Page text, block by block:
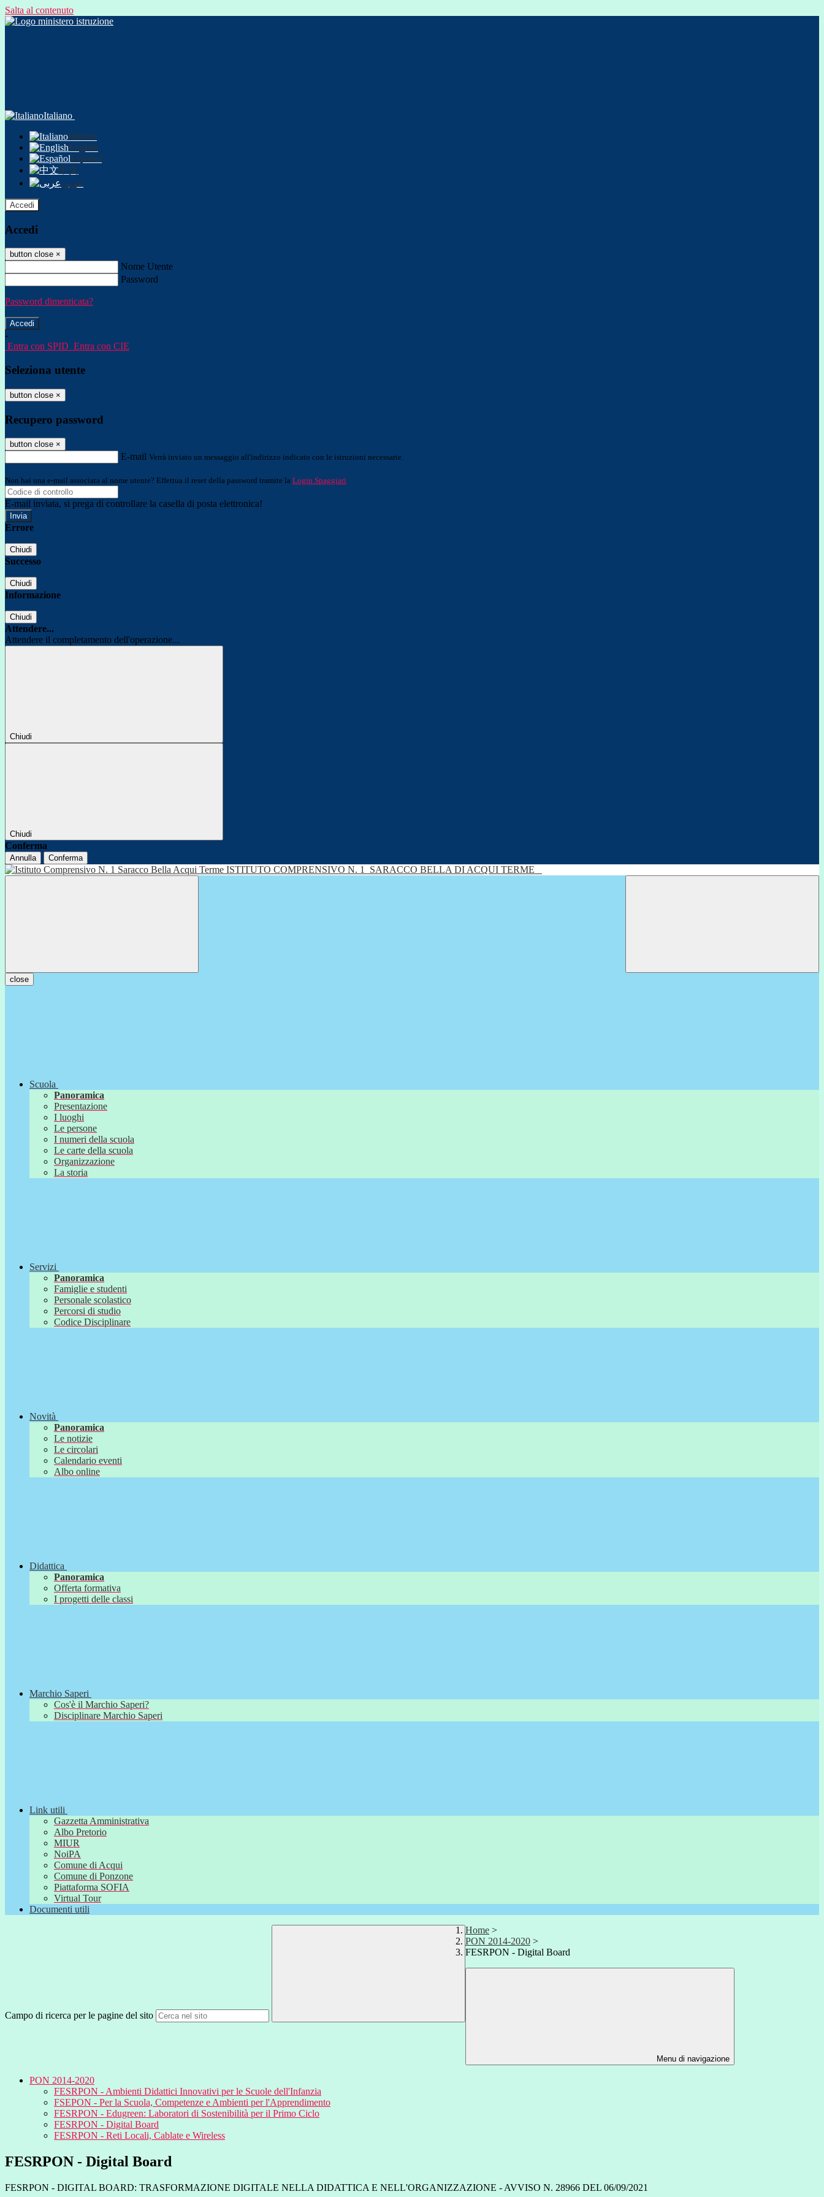
Salta al contenuto
Italiano
Italiano
English
Español
中文
عربى
Accedi
Accedi
button close ×
Nome Utente
Password
Password dimenticata?
-
Entra con SPID Entra con CIE
Seleziona utente
button close ×
Recupero password
button close ×
E-mail Verrà inviato un messaggio all'indirizzo indicato con le istruzioni necessarie.
Non hai una e-mail associata al nome utente? Effettua il reset della password tramite la Login Spaggiari
E-mail inviata, si prega di controllare la casella di posta elettronica!
Errore
Chiudi
Successo
Chiudi
Informazione
Chiudi
Attendere...
Attendere il completamento dell'operazione...
Chiudi
Chiudi
Conferma
Annulla Conferma
ISTITUTO COMPRENSIVO N. 1 SARACCO BELLA DI ACQUI TERME
close
Scuola
Panoramica
Presentazione
I luoghi
Le persone
I numeri della scuola
Le carte della scuola
Organizzazione
La storia
Servizi
Panoramica
Famiglie e studenti
Personale scolastico
Percorsi di studio
Codice Disciplinare
Novità
Panoramica
Le notizie
Le circolari
Calendario eventi
Albo online
Didattica
Panoramica
Offerta formativa
I progetti delle classi
Marchio Saperi
Cos'è il Marchio Saperi?
Disciplinare Marchio Saperi
Link utili
Gazzetta Amministrativa
Albo Pretorio
MIUR
NoiPA
Comune di Acqui
Comune di Ponzone
Piattaforma SOFIA
Virtual Tour
Documenti utili
Campo di ricerca per le pagine del sito
Home >
PON 2014-2020 >
FESRPON - Digital Board
Menu di navigazione
PON 2014-2020
FESRPON - Ambienti Didattici Innovativi per le Scuole dell'Infanzia
FSEPON - Per la Scuola, Competenze e Ambienti per l'Apprendimento
FESRPON - Edugreen: Laboratori di Sostenibilità per il Primo Ciclo
FESRPON - Digital Board
FESRPON - Reti Locali, Cablate e Wireless
FESRPON - Digital Board
FESRPON - DIGITAL BOARD: TRASFORMAZIONE DIGITALE NELLA DIDATTICA E NELL'ORGANIZZAZIONE - AVVISO N. 28966 DEL 06/09/2021